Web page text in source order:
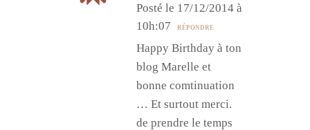
Posté le 17/12/2014 à
10h:07
RÉPONDRE
Happy Birthday à ton
blog Marelle et
bonne comtinuation
… Et surtout merci.
de prendre le temps